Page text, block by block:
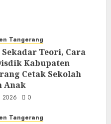
Tangerang
Teori, Cara
Kabupaten
Cetak Sekolah
Anak
2026 0
Tangerang